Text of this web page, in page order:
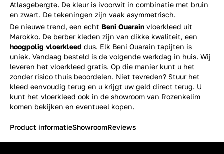
Atlasgebergte. De kleur is ivoorwit in combinatie met bruin
en zwart. De tekeningen zijn vaak asymmetrisch.
De nieuwe trend, een echt Beni Ouarain vloerkleed uit
Marokko. De berber kleden zijn van dikke kwaliteit, een
hoogpolig vloerkleed dus. Elk Beni Ouarain tapijten is
uniek. Vandaag besteld is de volgende werkdag in huis. Wij
leveren het vloerkleed gratis. Op die manier kunt u het
zonder risico thuis beoordelen. Niet tevreden? Stuur het
kleed eenvoudig terug en u krijgt uw geld direct terug. U
kunt het vloerkleed ook in de showroom van Rozenkelim
komen bekijken en eventueel kopen.
Product informatieShowroomReviews